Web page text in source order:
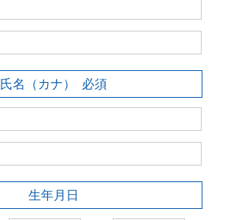
氏名（カナ） 必須
生年月日